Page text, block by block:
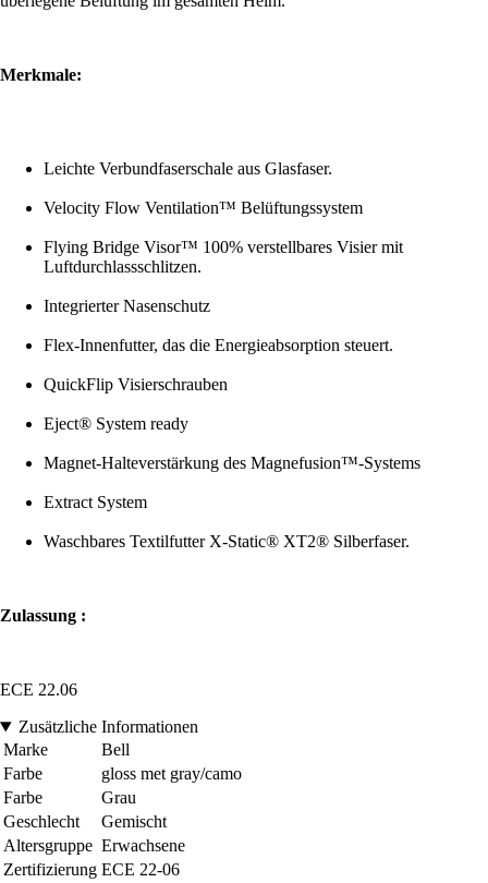
Merkmale:
Leichte Verbundfaserschale aus Glasfaser.
Velocity Flow Ventilation™ Belüftungssystem
Flying Bridge Visor™ 100% verstellbares Visier mit
Luftdurchlassschlitzen.
Integrierter Nasenschutz
Flex-Innenfutter, das die Energieabsorption steuert.
QuickFlip Visierschrauben
Eject® System ready
Magnet-Halteverstärkung des Magnefusion™-Systems
Extract System
Waschbares Textilfutter X-Static® XT2® Silberfaser.
Zulassung :
ECE 22.06
Zusätzliche Informationen
Marke
Bell
Farbe
gloss met gray/camo
Farbe
Grau
Geschlecht
Gemischt
Altersgruppe Erwachsene
Zertifizierung ECE 22-06